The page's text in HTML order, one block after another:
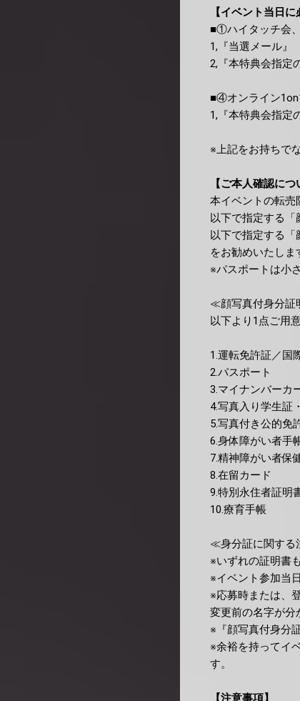
【イベント当日に
■①ハイタッチ会
1,『当選メール』
2,『本特典会指定
■④オンライン
1,『本特典会指定
※上記をお持ちで
【ご本人確認につ
本イベントの転売
以下で指定する「
以下で指定する「
をお勧めいたしま
※パスポートは小
≪顔写真付身分証
以下より1点ご用
1.運転免許証／国
2.パスポート
3.マイナンバーカ
4.写真入り学生証
5.写真付き公的免
6.身体障がい者手
7.精神障がい者保
8.在留カード
9.特別永住者証明
10.療育手帳
≪身分証に関する
※いずれの証明書
※イベント参加当
※応募時または、
変更前の名字が分
※『顔写真付身分
※余裕を持ってイ
す。
【注意事項】